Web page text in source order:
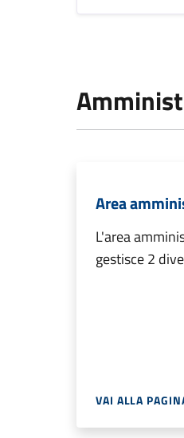
Area
L'area
gestisce 2
VAI ALLA